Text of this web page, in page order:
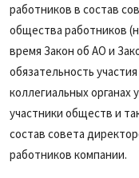
работников в состав
общества работников
время Закон об АО и
обязательность
коллегиальных
участники обществ и
состав совета
работников компании.